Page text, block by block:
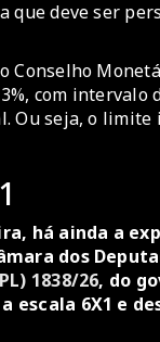
que deve ser
Conselho
com intervalo
Ou seja, o limite
há ainda a
dos
1838/26, do
escala 6X1 e